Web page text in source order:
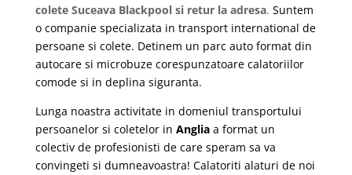
colete Suceava Blackpool si retur la adresa. Suntem
o companie specializata in transport international de
persoane si colete. Detinem un parc auto format din
autocare si microbuze corespunzatoare calatoriilor
comode si in deplina siguranta.
Lunga noastra activitate in domeniul transportului
persoanelor si coletelor in Angliaa format un
colectiv de profesionisti de care speram sa va
convingeti si dumneavoastra! Calatoriti alaturi de noi